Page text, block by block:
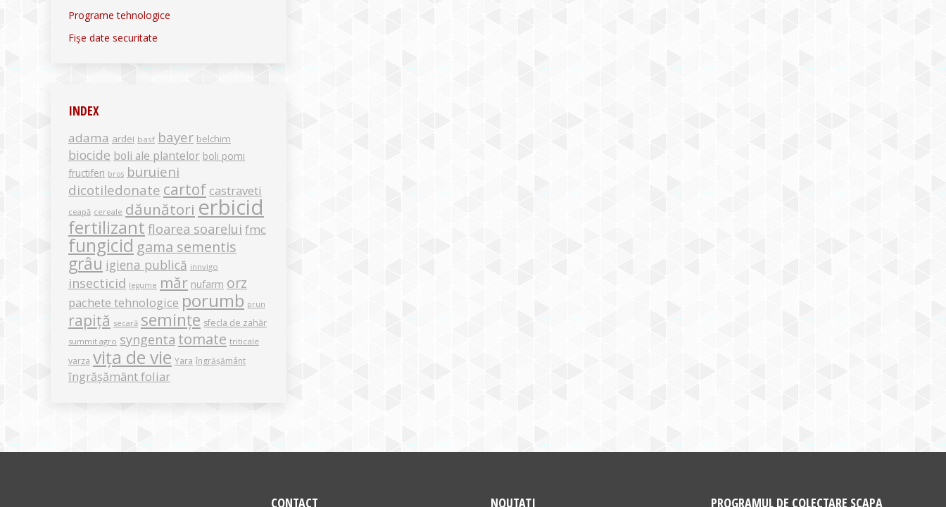
Programe tehnologice
Fișe date securitate
INDEX
adama ardei basf bayer belchim
biocide boli ale plantelor boli pomi
fructiferi bros buruieni
dicotiledonate cartof castraveti
ceapă cereale dăunători erbicid
fertilizant floarea soarelui fmc
fungicid gama sementis
grâu igiena publică innvigo
insecticid legume măr nufarm orz
pachete tehnologice porumb prun
rapiță secară semințe sfecla de zahăr
summit agro syngenta tomate triticale
varza vița de vie Yara îngrășământ
îngrășământ foliar
CONTACT NOUTAȚI PROGRAMUL DE COLECTARE SCAPA